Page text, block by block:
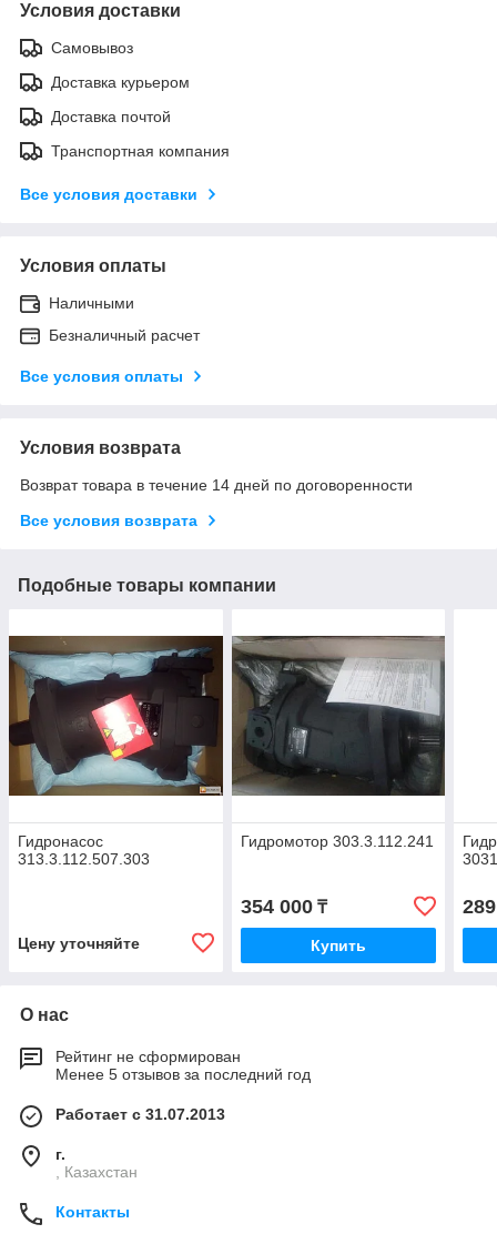
Условия доставки
Самовывоз
Доставка курьером
Доставка почтой
Транспортная компания
Все условия доставки
Условия оплаты
Наличными
Безналичный расчет
Все условия оплаты
Условия возврата
Возврат товара в течение 14 дней по договоренности
Все условия возврата
Подобные товары компании
Гидронасос
313.3.112.507.303
Цену уточняйте
Гидромотор 303.3.112.241
354 000₸
Купить
О нас
Рейтинг не сформирован
Менее 5 отзывов за последний год
Работает с 31.07.2013
г.
, Казахстан
Контакты